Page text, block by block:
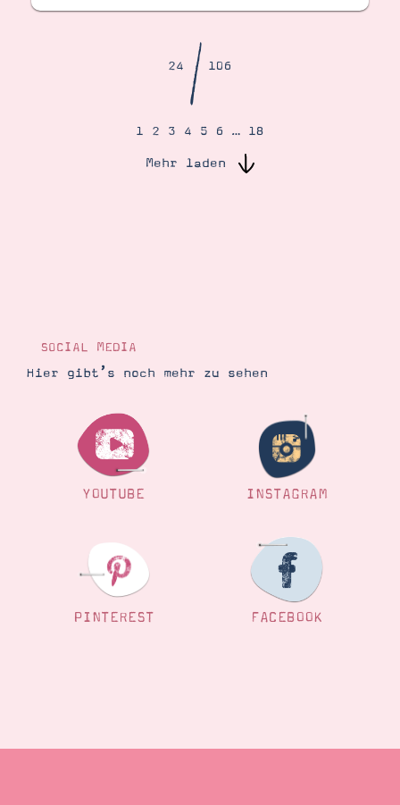
24/106
1 2 3 4 5 6 … 18
Mehr laden
SOCIAL MEDIA
Hier gibt’s noch mehr zu sehen
YOUTUBE INSTAGRAM
PINTEREST FACEBOOK